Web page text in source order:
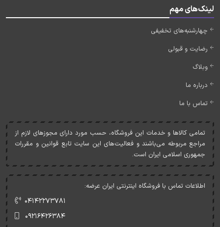
لینک‌های مهم
چهارشنبه‌های تخفیفی
رضایت و قبولی
وبلاگ
درباره ما
تماس با ما
تمامی کالاها و خدمات اين فروشگاه، حسب مورد دارای مجوزهای لازم از
مراجع مربوطه می‌باشند و فعاليت‌های اين سايت تابع قوانين و مقررات
جمهوری اسلامی ايران است.
اطلاعات تماس با فروشگاه اینترنتی ایران عرضه:
۰۴۱۴۲۲۷۳۷۸۱
۰۹۲۱۶۴۲۶۳۸۴